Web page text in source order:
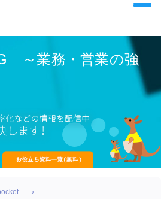
～業務・営業の強